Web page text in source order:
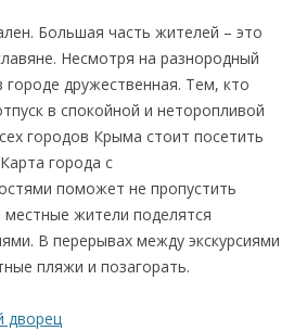
Большая часть жителей – это
Несмотря на разнородный
дружественная. Тем, кто
в спокойной и неторопливой
городов Крыма стоит посетить
города с
поможет не пропустить
жители поделятся
В перерывах между экскурсиями
пляжи и позагорать.
дворец